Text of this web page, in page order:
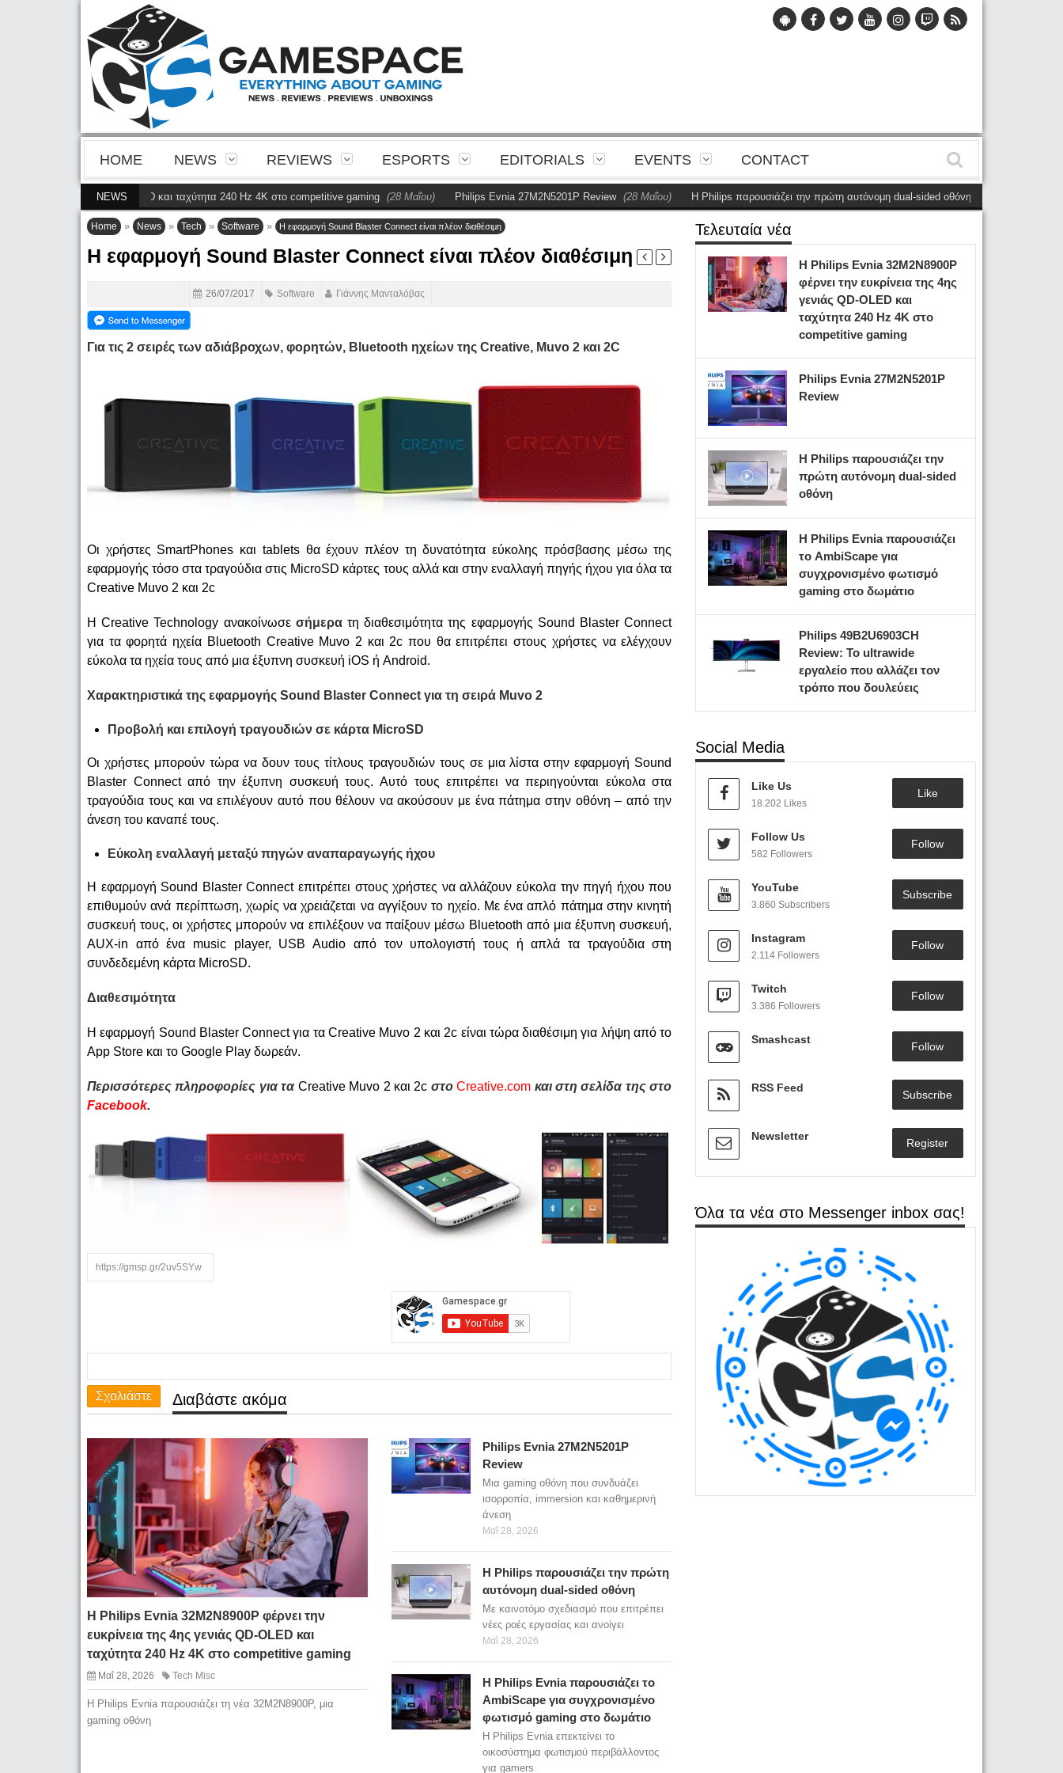
HOME NEWS REVIEWS ESPORTS EDITORIALS EVENTS CONTACT
NEWS
της 4ης γενιάς QD-OLED και ταχύτητα 240 Hz 4K στο competitive gaming (28 Μαΐου) Philips Evnia 27M2N5201P Review (28 Μαΐου) Η Philips παρουσιάζει την πρώτη αυτόνομη dual-sided οθόνη (28 Μαΐου)
Home » News » Tech » Software » Η εφαρμογή Sound Blaster Connect είναι πλέον διαθέσιμη
Η εφαρμογή Sound Blaster Connect είναι πλέον διαθέσιμη
26/07/2017 Software Γιάννης Μανταλόβας
Για τις 2 σειρές των αδιάβροχων, φορητών, Bluetooth ηχείων της Creative, Muvo 2 και 2C
Οι χρήστες SmartPhones και tablets θα έχουν πλέον τη δυνατότητα εύκολης πρόσβασης μέσω της
εφαρμογής τόσο στα τραγούδια στις MicroSD κάρτες τους αλλά και στην εναλλαγή πηγής ήχου για όλα τα
Creative Muvo 2 και 2c
Η Creative Technology ανακοίνωσε σήμερατη διαθεσιμότητα της εφαρμογής Sound Blaster Connect
για τα φορητά ηχεία Bluetooth Creative Muvo 2 και 2c που θα επιτρέπει στους χρήστες να ελέγχουν
εύκολα τα ηχεία τους από μια έξυπνη συσκευή iOS ή Android.
Χαρακτηριστικά της εφαρμογής Sound Blaster Connect για τη σειρά Muvo 2
Προβολή και επιλογή τραγουδιών σε κάρτα MicroSD
Οι χρήστες μπορούν τώρα να δουν τους τίτλους τραγουδιών τους σε μια λίστα στην εφαρμογή Sound
Blaster Connect από την έξυπνη συσκευή τους. Αυτό τους επιτρέπει να περιηγούνται εύκολα στα
τραγούδια τους και να επιλέγουν αυτό που θέλουν να ακούσουν με ένα πάτημα στην οθόνη – από την
άνεση του καναπέ τους.
Εύκολη εναλλαγή μεταξύ πηγών αναπαραγωγής ήχου
Η εφαρμογή Sound Blaster Connect επιτρέπει στους χρήστες να αλλάζουν εύκολα την πηγή ήχου που
επιθυμούν ανά περίπτωση, χωρίς να χρειάζεται να αγγίξουν το ηχείο. Με ένα απλό πάτημα στην κινητή
συσκευή τους, οι χρήστες μπορούν να επιλέξουν να παίξουν μέσω Bluetooth από μια έξυπνη συσκευή,
AUX-in από ένα music player, USB Audio από τον υπολογιστή τους ή απλά τα τραγούδια στη
συνδεδεμένη κάρτα MicroSD.
Διαθεσιμότητα
Η εφαρμογή Sound Blaster Connect για τα Creative Muvo 2 και 2c είναι τώρα διαθέσιμη για λήψη από το
App Store και το Google Play δωρεάν.
Περισσότερες πληροφορίες για τα Creative Muvo 2 και 2c στοCreative.com και στη σελίδα της στο
Facebook.
Σχολιάστε Διαβάστε ακόμα
Η Philips Evnia 32M2N8900P φέρνει την
ευκρίνεια της 4ης γενιάς QD-OLED και
ταχύτητα 240 Hz 4K στο competitive gaming
Μαΐ 28, 2026 Tech Misc
Η Philips Evnia παρουσιάζει τη νέα 32M2N8900P, μια
gaming οθόνη
Philips Evnia 27M2N5201P
Review
Μια gaming οθόνη που συνδυάζει
ισορροπία, immersion και καθημερινή
άνεση
Μαΐ 28, 2026
Η Philips παρουσιάζει την πρώτη
αυτόνομη dual-sided οθόνη
Με καινοτόμο σχεδιασμό που επιτρέπει
νέες ροές εργασίας και ανοίγει
Μαΐ 28, 2026
Η Philips Evnia παρουσιάζει το
AmbiScape για συγχρονισμένο
φωτισμό gaming στο δωμάτιο
Η Philips Evnia επεκτείνει το
οικοσύστημα φωτισμού περιβάλλοντος
για gamers
Τελευταία νέα
Η Philips Evnia 32M2N8900P
φέρνει την ευκρίνεια της 4ης
γενιάς QD-OLED και
ταχύτητα 240 Hz 4K στο
competitive gaming
Philips Evnia 27M2N5201P
Review
Η Philips παρουσιάζει την
πρώτη αυτόνομη dual-sided
οθόνη
Η Philips Evnia παρουσιάζει
το AmbiScape για
συγχρονισμένο φωτισμό
gaming στο δωμάτιο
Philips 49B2U6903CH
Review: Το ultrawide
εργαλείο που αλλάζει τον
τρόπο που δουλεύεις
Social Media
Like Us
18.202 Likes
Like
Follow Us
582 Followers
Follow
YouTube
3.860 Subscribers
Subscribe
Instagram
2.114 Followers
Follow
Twitch
3.386 Followers
Follow
Smashcast
Follow
RSS Feed
Subscribe
Newsletter
Register
Όλα τα νέα στο Messenger inbox σας!